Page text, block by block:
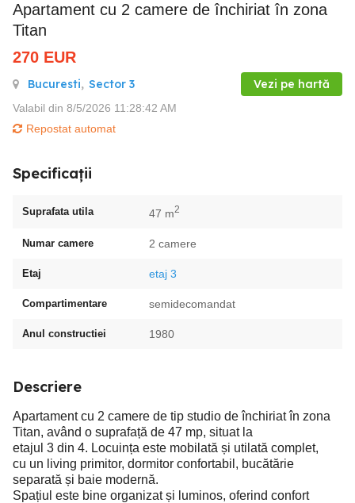
Apartament cu 2 camere de închiriat în zona
Titan
270 EUR
Bucuresti, Sector 3 Vezi pe hartă
Valabil din 8/5/2026 11:28:42 AM
Repostat automat
Specificații
Suprafata utila 47 m2
Numar camere 2 camere
Etaj etaj 3
Compartimentare semidecomandat
Anul constructiei 1980
Descriere
Apartament cu 2 camere de tip studio de închiriat în zona
Titan, având o suprafață de 47 mp, situat la
etajul 3 din 4. Locuința este mobilată și utilată complet,
cu un living primitor, dormitor confortabil, bucătărie
separată și baie modernă.
Spațiul este bine organizat și luminos, oferind confort